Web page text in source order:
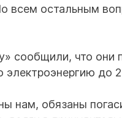
всем остальным
сообщили, что они
до
нам, обязаны